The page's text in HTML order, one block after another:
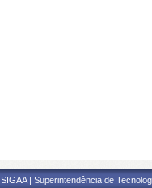
SIGAA | Superintendência de